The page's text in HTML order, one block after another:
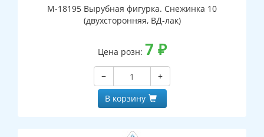
М-18195 Вырубная фигурка. Снежинка 10
(двухсторонняя, ВД-лак)
Цена розн: 7 ₽
−
+
В корзину